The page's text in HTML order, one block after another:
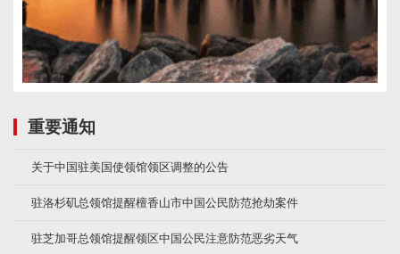
重要通知
关于中国驻美国使领馆领区调整的公告
驻洛杉矶总领馆提醒檀香山市中国公民防范抢劫案件
驻芝加哥总领馆提醒领区中国公民注意防范恶劣天气